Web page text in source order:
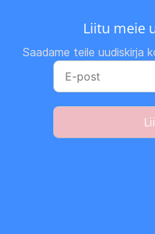
Liitu meie
Saadame teile uudiskirja